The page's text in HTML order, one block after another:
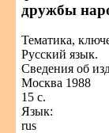
дружбы
Тематика,
Русский язык.
Сведения об
Москва 1988
15 с.
Язык:
rus